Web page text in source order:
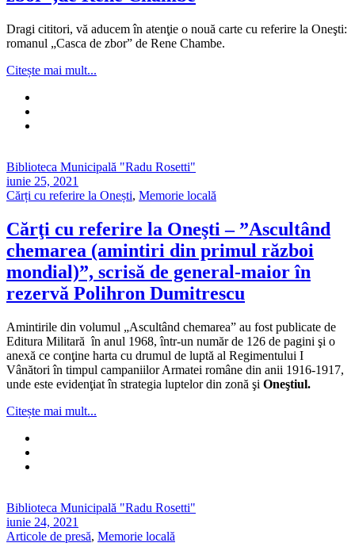
Dragi cititori, vă aducem în atenţie o nouă carte cu referire la Oneşti:
romanul „Casca de zbor” de Rene Chambe.
Citește mai mult...
Biblioteca Municipală "Radu Rosetti"
iunie 25, 2021
Cărți cu referire la Onești, Memorie locală
Cărţi cu referire la Oneşti – ”Ascultând
chemarea (amintiri din primul război
mondial)”, scrisă de general-maior în
rezervă Polihron Dumitrescu
Amintirile din volumul „Ascultând chemarea” au fost publicate de
Editura Militară în anul 1968, într-un număr de 126 de pagini şi o
anexă ce conţine harta cu drumul de luptă al Regimentului I
Vânători în timpul campaniilor Armatei române din anii 1916-1917,
unde este evidenţiat în strategia luptelor din zonă şi Oneştiul.
Citește mai mult...
Biblioteca Municipală "Radu Rosetti"
iunie 24, 2021
Articole de presă, Memorie locală